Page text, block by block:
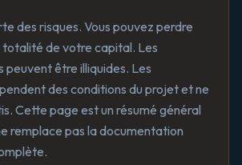
des risques. Vous pouvez perdre
totalité de votre capital. Les
peuvent être illiquides. Les
des conditions du projet et ne
Cette page est un résumé général
remplace pas la documentation